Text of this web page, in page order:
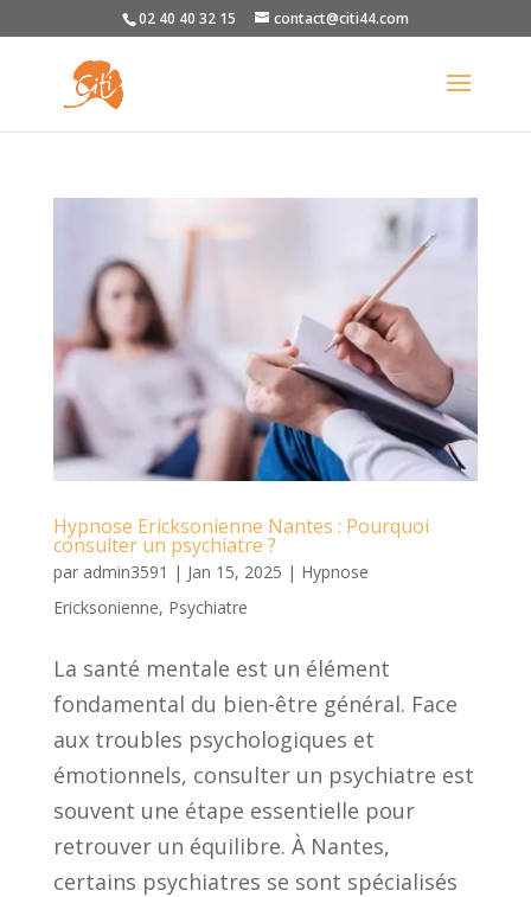
02 40 40 32 15 contact@citi44.com
Hypnose Ericksonienne Nantes : Pourquoi
consulter un psychiatre ?
par admin3591 | Jan 15, 2025 | Hypnose
Ericksonienne, Psychiatre
La santé mentale est un élément
fondamental du bien-être général. Face
aux troubles psychologiques et
émotionnels, consulter un psychiatre est
souvent une étape essentielle pour
retrouver un équilibre. À Nantes,
certains psychiatres se sont spécialisés